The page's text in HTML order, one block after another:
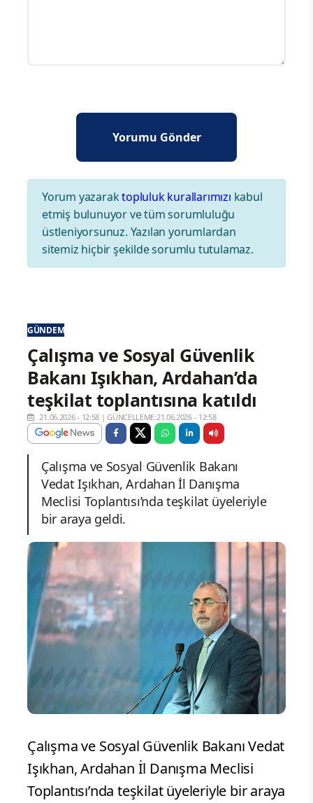
Yorum yazaraktopluluk kurallarımızı kabul
etmiş bulunuyor ve tüm sorumluluğu
üstleniyorsunuz. Yazılan yorumlardan
sitemiz hiçbir şekilde sorumlu tutulamaz.
GÜNDEM
Çalışma ve Sosyal Güvenlik
Bakanı Işıkhan, Ardahan’da
teşkilat toplantısına katıldı
21.06.2026 - 12:58 |GÜNCELLEME:21.06.2026 - 12:58
Çalışma ve Sosyal Güvenlik Bakanı
Vedat Işıkhan, Ardahan İl Danışma
Meclisi Toplantısı’nda teşkilat üyeleriyle
bir araya geldi.
Çalışma ve Sosyal Güvenlik Bakanı Vedat
Işıkhan, Ardahan İl Danışma Meclisi
Toplantısı’nda teşkilat üyeleriyle bir araya